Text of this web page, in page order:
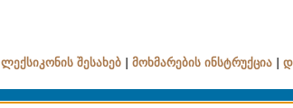
ლექსიკონის შესახებ მოხმარების ინსტრუქცია